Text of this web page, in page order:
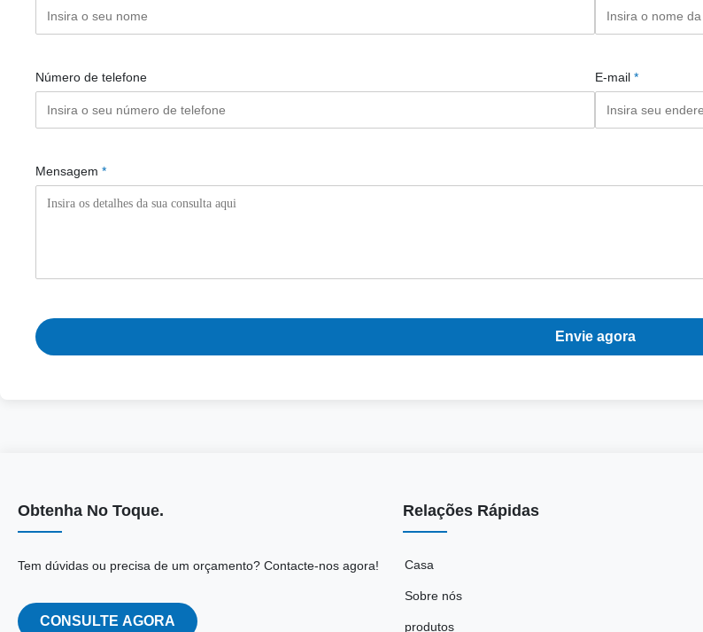
Número de telefone E-mail *
Mensagem *
Envie agora
Obtenha No Toque.
Tem dúvidas ou precisa de um orçamento? Contacte-nos agora!
CONSULTE AGORA
Relações Rápidas
Casa
Sobre nós
produtos